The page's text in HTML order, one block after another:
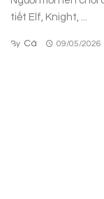
tiết Elf, Knight, ...
By Cá 09/05/2026